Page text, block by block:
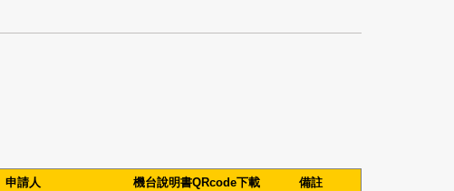
申請人 機台說明書QRcode下載 備註